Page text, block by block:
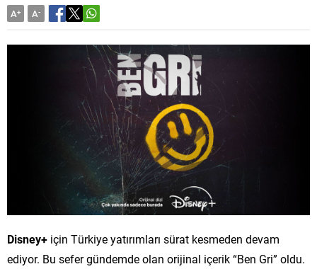
A+ A-
Disney+ için Türkiye yatırımları sürat kesmeden devam
ediyor. Bu sefer gündemde olan orijinal içerik “Ben Gri” oldu.